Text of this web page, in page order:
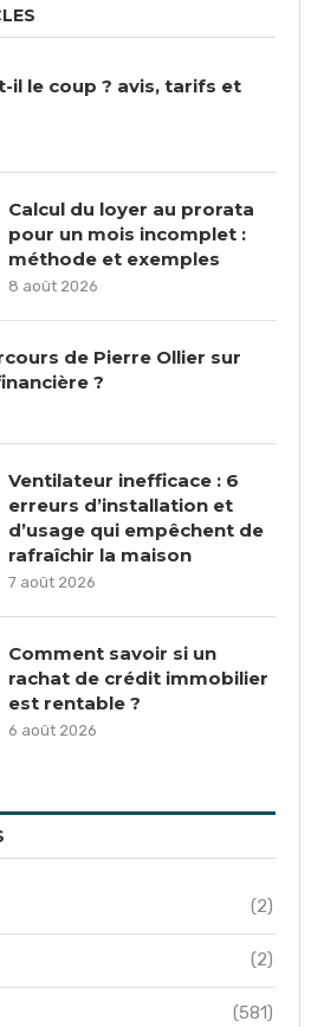
il le coup ? avis, tarifs et
Calcul du loyer au prorata
pour un mois incomplet :
méthode et exemples
8 août 2026
de Pierre Ollier sur
?
Ventilateur inefficace : 6
erreurs d’installation et
d’usage qui empêchent de
rafraîchir la maison
7 août 2026
Comment savoir si un
rachat de crédit immobilier
est rentable ?
6 août 2026
(2)
(2)
(581)